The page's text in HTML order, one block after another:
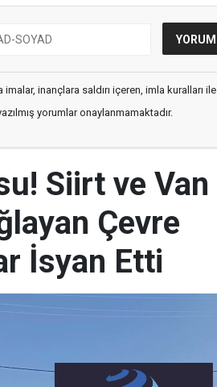
inançlara saldırı içeren, imla kuralları ile
yorumlar onaylanmamaktadır.
Siirt ve Van
Çevre
İsyan Etti